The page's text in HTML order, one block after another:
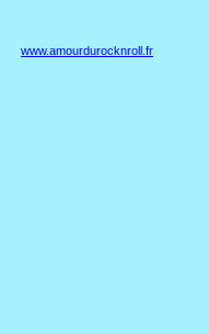
www.amourdurocknroll.fr